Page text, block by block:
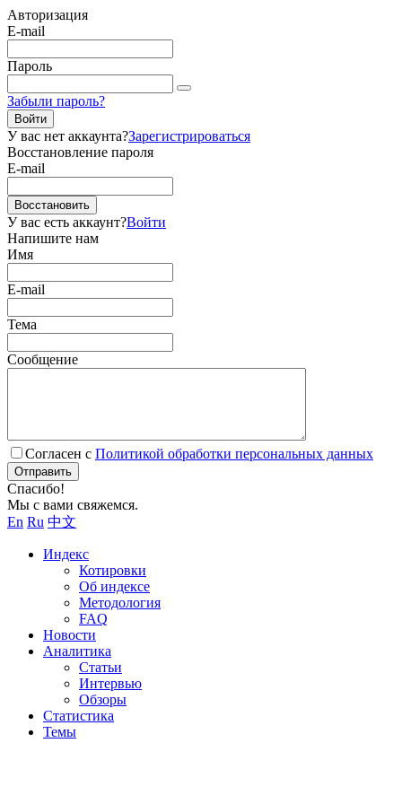
Авторизация
E-mail
Пароль
Забыли пароль?
Войти
У вас нет аккаунта?Зарегистрироваться
Восстановление пароля
E-mail
Восстановить
У вас есть аккаунт?Войти
Напишите нам
Имя
E-mail
Тема
Сообщение
Согласен с Политикой обработки персональных данных
Отправить
Спасибо!
Мы с вами свяжемся.
En Ru 中文
Индекс
Котировки
Об индексе
Методология
FAQ
Новости
Аналитика
Статьи
Интервью
Обзоры
Статистика
Темы